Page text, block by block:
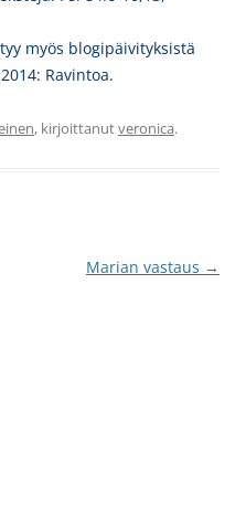
myös blogipäivityksistä
Ravintoa.
, kirjoittanutveronica.
Marian vastaus →